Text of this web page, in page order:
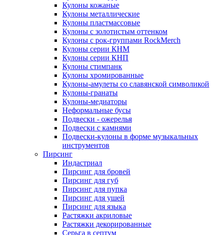
Кулоны кожаные
Кулоны металлические
Кулоны пластмассовые
Кулоны с золотистым оттенком
Кулоны с рок-группами RockMerch
Кулоны серии КНМ
Кулоны серии КНП
Кулоны стимпанк
Кулоны хромированные
Кулоны-амулеты со славянской символикой
Кулоны-гранаты
Кулоны-медиаторы
Неформальные бусы
Подвески - ожерелья
Подвески с камнями
Подвески-кулоны в форме музыкальных
инструментов
Пирсинг
Индастриал
Пирсинг для бровей
Пирсинг для губ
Пирсинг для пупка
Пирсинг для ушей
Пирсинг для языка
Растяжки акриловые
Растяжки декорированные
Серьга в септум